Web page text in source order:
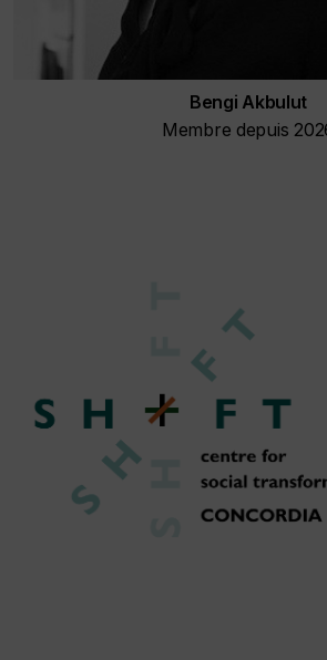
Bengi Akbulut
Membre depuis